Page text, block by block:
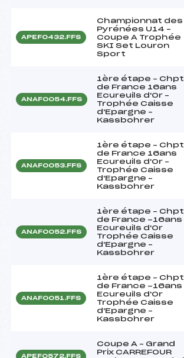
APEF0432.FFS
Championnat des
Pyrénées U14 –
Coupe A Trophée
SKI Set Louron
Sport
ANAF0054.FFS
1ère étape – Chpt
de France 16ans
Ecureuils d'Or –
Trophée Caisse
d'Epargne –
Kassbohrer
ANAF0053.FFS
1ère étape – Chpt
de France 16ans
Ecureuils d'Or –
Trophée Caisse
d'Epargne –
Kassbohrer
ANAF0052.FFS
1ère étape – Chpt
de France -16ans
Ecureuils d'Or
Trophée Caisse
d'Epargne –
Kassbohrer
ANAF0051.FFS
1ère étape – Chpt
de France -16ans
Ecureuils d'Or
Trophée Caisse
d'Epargne –
Kassbohrer
APEF0572.FFS
Coupe A – Grand
Prix CARREFOUR